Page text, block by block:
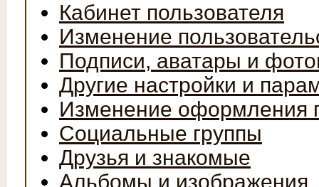
Кабинет пользователя
Изменение
Подписи, аватары и
Другие настройки и
Изменение оформления
Социальные группы
Друзья и знакомые
Альбомы и изображения